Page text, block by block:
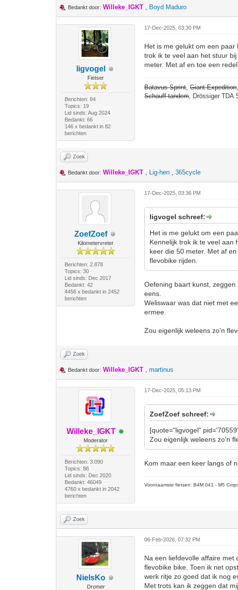
Bedankt door: Willeke_IGKT , Boyd Maduro
ligvogel
Fietser
Berichten: 84
Topics: 19
Lid sinds: Aug 2024
Bedankt: 66
146 x bedankt in 82
berichten
17-Dec-2025, 03:30 PM
Het is me gelukt om een
trok ik te veel aan het stuur
meter. Met af en toe een
Batavus Sprint,Giant Expedition
Schauff tandem, Drössiger TDA
Zoek
Bedankt door: Willeke_IGKT , Lig-hen ,365cycle
ZoefZoef
Kilometervreter
Berichten: 2.878
Topics: 30
Lid sinds: Dec 2017
Bedankt: 42
4456 x bedankt in 2452
berichten
17-Dec-2025, 03:36 PM
ligvogel schreef:
Het is me gelukt om een
Kennelijk trok ik te veel aan
keer die 50 meter. Met af
flevobike rijden.
Oefening baart kunst,
eens.
Weliswaar was dat niet met
ermee.
Zou eigenlijk weleens zo'n
Zoek
Bedankt door: Willeke_IGKT ,martinus
Willeke_IGKT
Moderator
Berichten: 3.090
Topics: 86
Lid sinds: Dec 2020
Bedankt: 46049
4760 x bedankt in 2042
berichten
17-Dec-2025, 05:13 PM
ZoefZoef schreef:
[quote="ligvogel"
Zou eigenlijk weleens zo'n
Kom maar een keer langs of
Voornaamste fietsen: B4M 041 - M5
Zoek
NielsKo
Dromer
06-Feb-2026, 07:32 PM
Na een liefdevolle affaire met
flevobike bike. Toen ik net
werk ritje zo goed dat ik nog
Met trots kan ik zeggen dat